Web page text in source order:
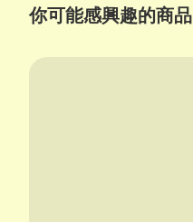
你可能感興趣的商品